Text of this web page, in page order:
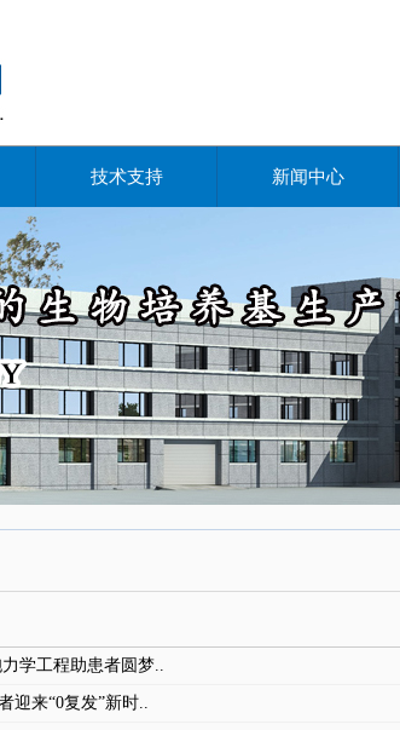
技术支持 新闻中心
学工程助患者圆梦..
迎来“0复发”新时..